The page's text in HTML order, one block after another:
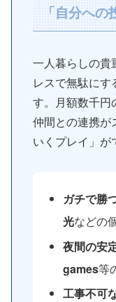
「自分への
一人暮らしの貴
レスで無駄に
す。月額数千円
仲間との連携が
いくプレイ」が
ガチで勝
光などの
夜間の安
games等
工事不可